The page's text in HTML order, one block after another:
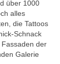
über 1000
alles
die Tattoos
Schnack
der
Galerie